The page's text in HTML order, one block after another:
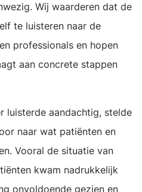
Wij waarderen dat de
te luisteren naar de
professionals en hopen
aan concrete stappen
luisterde aandachtig, stelde
naar wat patiënten en
Vooral de situatie van
kwam nadrukkelijk
onvoldoende gezien en